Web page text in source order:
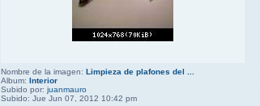
Nombre de la imagen: Limpieza de plafones del ...
Album: Interior
Subido por: juanmauro
Subido: Jue Jun 07, 2012 10:42 pm